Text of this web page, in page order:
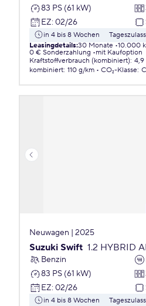
83 PS (61 kW)
EZ: 02/26
in 4 bis 8 Wochen
Leasingdetails:30 Monate 10.000
0 € Sonderzahlung
mit Kaufoption
Kraftstoffverbrauch (kombiniert): 4,9
kombiniert: 110 g/km CO₂-Klasse: C
Neuwagen | 2025
Suzuki Swift 1.2 HYBRID
Benzin
83 PS (61 kW)
EZ: 02/26
in 4 bis 8 Wochen